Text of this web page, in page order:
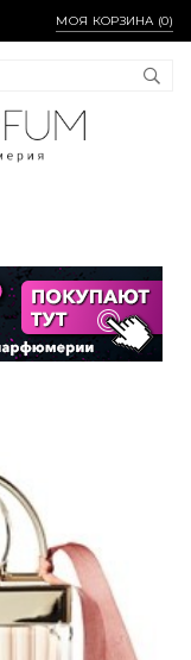
МОЯ КОРЗИНА (0)